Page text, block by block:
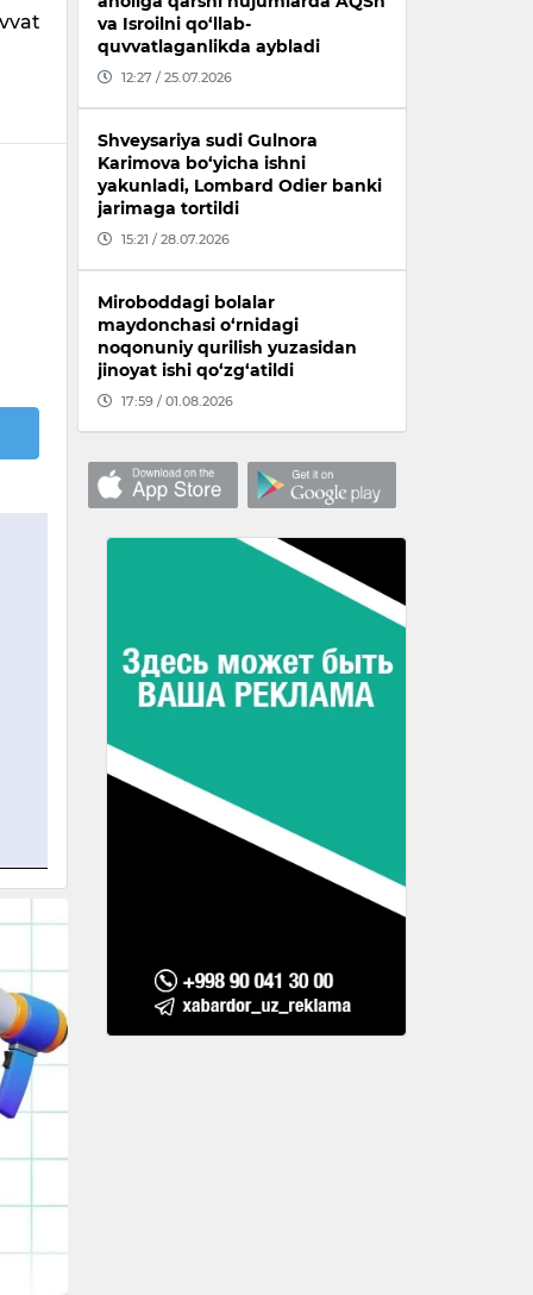
va Isroilni qo‘llab-
quvvatlaganlikda aybladi
12:27 / 25.07.2026
Shveysariya sudi Gulnora
Karimova bo‘yicha ishni
yakunladi, Lombard Odier banki
jarimaga tortildi
15:21 / 28.07.2026
Miroboddagi bolalar
maydonchasi o‘rnidagi
noqonuniy qurilish yuzasidan
jinoyat ishi qo‘zg‘atildi
17:59 / 01.08.2026